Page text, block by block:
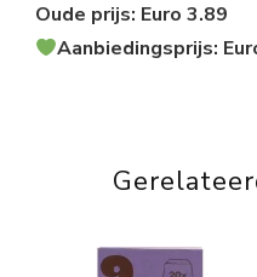
Oude prijs: Euro 3.89
Aanbiedingsprijs: